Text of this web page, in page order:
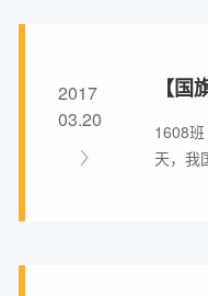
2017
03.20
【
1608
天，我